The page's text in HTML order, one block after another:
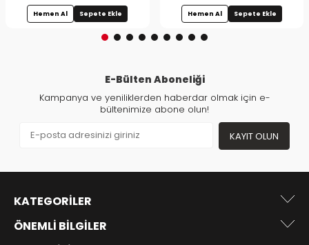
Hemen Al Sepete Ekle Hemen Al Sepete Ekle
E-Bülten Aboneliği
Kampanya ve yeniliklerden haberdar olmak için e-
bültenimize abone olun!
KAYIT OLUN
KATEGORILER
ÖNEMLI BILGILER